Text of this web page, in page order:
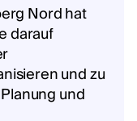
Nord hat
darauf
und zu
und